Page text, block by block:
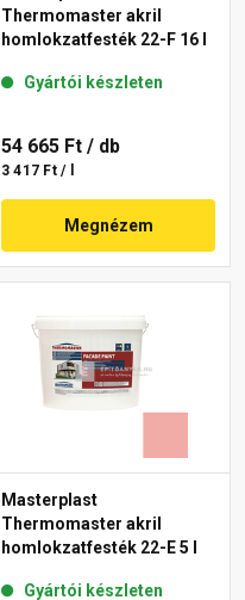
Thermomaster akril
homlokzatfesték 22-F 16 l
Gyártói készleten
54 665 Ft / db
3 417 Ft / l
Megnézem
Masterplast
Thermomaster akril
homlokzatfesték 22-E 5 l
Gyártói készleten